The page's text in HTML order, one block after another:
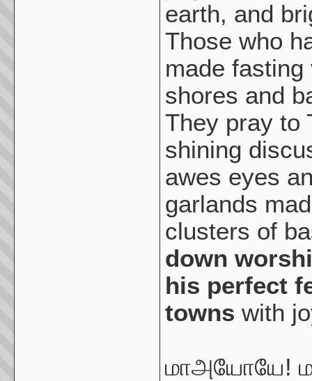
earth, and
Those who
made
shores and
They pray to
shining
awes eyes
garlands
clusters of
down
his perfect
towns with
மாஅயோயே!